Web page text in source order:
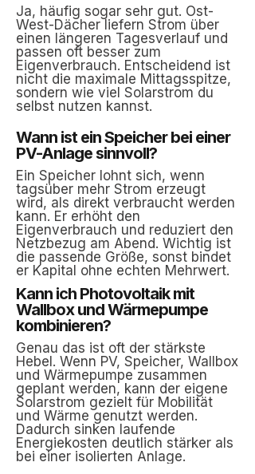
Ja, häufig sogar sehr gut. Ost-
West-Dächer liefern Strom über
einen längeren Tagesverlauf und
passen oft besser zum
Eigenverbrauch. Entscheidend ist
nicht die maximale Mittagsspitze,
sondern wie viel Solarstrom du
selbst nutzen kannst.
Wann ist ein Speicher bei einer
PV-Anlage sinnvoll?
Ein Speicher lohnt sich, wenn
tagsüber mehr Strom erzeugt
wird, als direkt verbraucht werden
kann. Er erhöht den
Eigenverbrauch und reduziert den
Netzbezug am Abend. Wichtig ist
die passende Größe, sonst bindet
er Kapital ohne echten Mehrwert.
Kann ich Photovoltaik mit
Wallbox und Wärmepumpe
kombinieren?
Genau das ist oft der stärkste
Hebel. Wenn PV, Speicher, Wallbox
und Wärmepumpe zusammen
geplant werden, kann der eigene
Solarstrom gezielt für Mobilität
und Wärme genutzt werden.
Dadurch sinken laufende
Energiekosten deutlich stärker als
bei einer isolierten Anlage.